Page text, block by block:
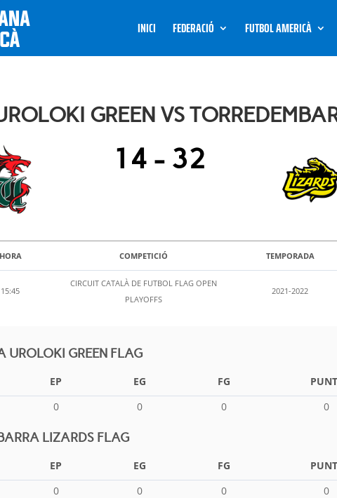
INICI FEDERACIÓ FUTBOL AMERICÀ
GREEN VS
14 - 32
HORA COMPETICIÓ TEMPORADA
15:45
CIRCUIT CATALÀ DE FUTBOL FLAG OPEN
PLAYOFFS
2021-2022
UROLOKI GREEN FLAG
EP EG FG
0 0 0 0
LIZARDS FLAG
EP EG FG
0 0 0 0